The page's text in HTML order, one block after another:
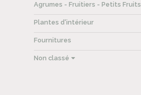
Agrumes - Fruitiers - Petits Fruits
Plantes d'intérieur
Fournitures
Non classé